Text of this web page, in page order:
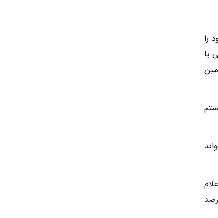
را
با
تحت پوشش کشور فاقد سیستم روشنایی مناسب بوده و نیز 11 درصد